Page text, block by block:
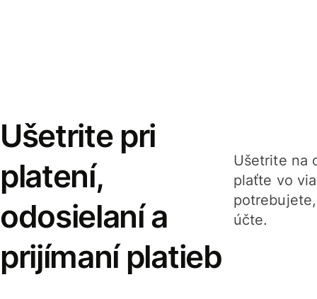
Ušetrite pri
platení,
odosielaní a
prijímaní platieb
Ušetrite na
plaťte vo
účte.